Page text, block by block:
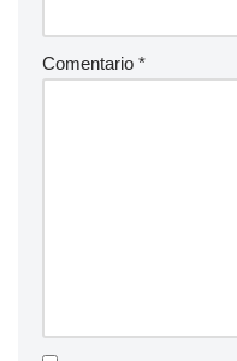
Comentario *